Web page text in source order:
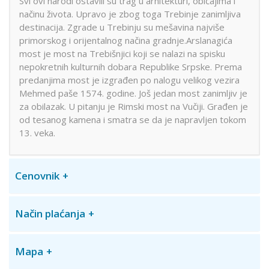
načinu života. Upravo je zbog toga Trebinje zanimljiva
destinacija. Zgrade u Trebinju su mešavina najviše
primorskog i orijentalnog načina gradnje.Arslanagića
most je most na Trebišnjici koji se nalazi na spisku
nepokretnih kulturnih dobara Republike Srpske. Prema
predanjima most je izgrađen po nalogu velikog vezira
Mehmed paše 1574. godine. Još jedan most zanimljiv je
za obilazak. U pitanju je Rimski most na Vučiji. Građen je
od tesanog kamena i smatra se da je napravljen tokom
13. veka.
Cenovnik
Način plaćanja
Mapa